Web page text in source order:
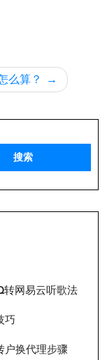
么算？
搜索
网易云听歌法
巧
户换代理步骤